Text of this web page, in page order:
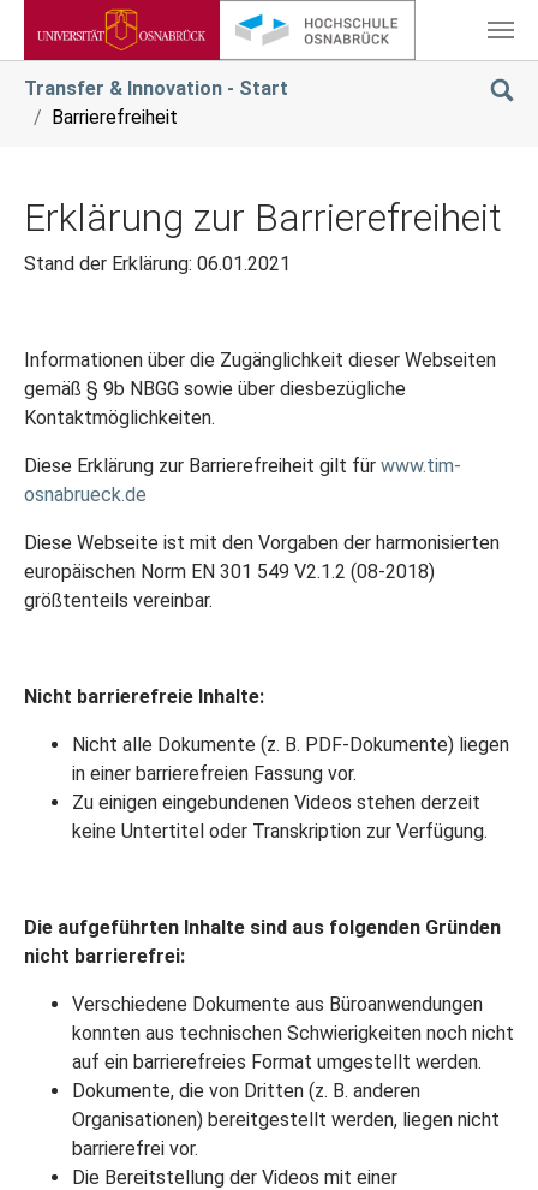
Transfer & Innovation - Start
Barrierefreiheit
Erklärung zur Barrierefreiheit
Stand der Erklärung: 06.01.2021
Informationen über die Zugänglichkeit dieser Webseiten
gemäß § 9b NBGG sowie über diesbezügliche
Kontaktmöglichkeiten.
Diese Erklärung zur Barrierefreiheit gilt für www.tim-
osnabrueck.de
Diese Webseite ist mit den Vorgaben der harmonisierten
europäischen Norm EN 301 549 V2.1.2 (08-2018)
größtenteils vereinbar.
Nicht barrierefreie Inhalte:
Nicht alle Dokumente (z. B. PDF-Dokumente) liegen
in einer barrierefreien Fassung vor.
Zu einigen eingebundenen Videos stehen derzeit
keine Untertitel oder Transkription zur Verfügung.
Die aufgeführten Inhalte sind aus folgenden Gründen
nicht barrierefrei:
Verschiedene Dokumente aus Büroanwendungen
konnten aus technischen Schwierigkeiten noch nicht
auf ein barrierefreies Format umgestellt werden.
Dokumente, die von Dritten (z. B. anderen
Organisationen) bereitgestellt werden, liegen nicht
barrierefrei vor.
Die Bereitstellung der Videos mit einer